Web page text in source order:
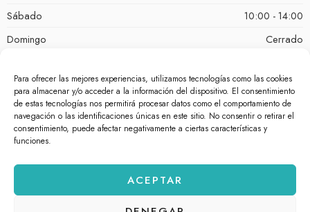
Para ofrecer las mejores experiencias, utilizamos tecnologías como las cookies
para almacenar y/o acceder a la información del dispositivo. El consentimiento
de estas tecnologías nos permitirá procesar datos como el comportamiento de
navegación o las identificaciones únicas en este sitio. No consentir o retirar el
consentimiento, puede afectar negativamente a ciertas características y
funciones.
ACEPTAR
Sábado
10:00 - 14:00
Domingo
Cerrado